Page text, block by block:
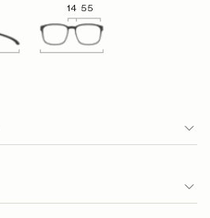
14 55